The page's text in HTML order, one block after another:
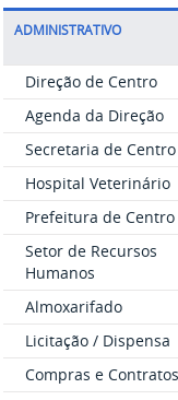
ADMINISTRATIVO
Direção de Centro
Agenda da Direção
Secretaria de Centro
Hospital Veterinário
Prefeitura de Centro
Setor de Recursos
Humanos
Almoxarifado
Licitação / Dispensa
Compras e Contratos